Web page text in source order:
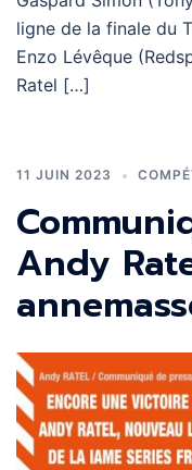
ligne de la finale du
Enzo Lévêque
Ratel […]
11 JUIN 2023
Andy